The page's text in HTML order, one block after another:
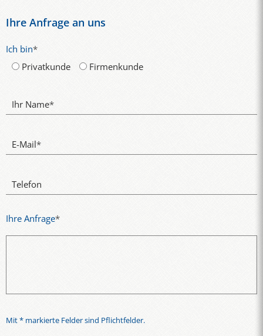
Ihre Anfrage an uns
Ich bin*
Privatkunde
Firmenkunde
Ihr Name*
E-Mail*
Telefon
Ihre Anfrage*
Mit * markierte Felder sind Pflichtfelder.